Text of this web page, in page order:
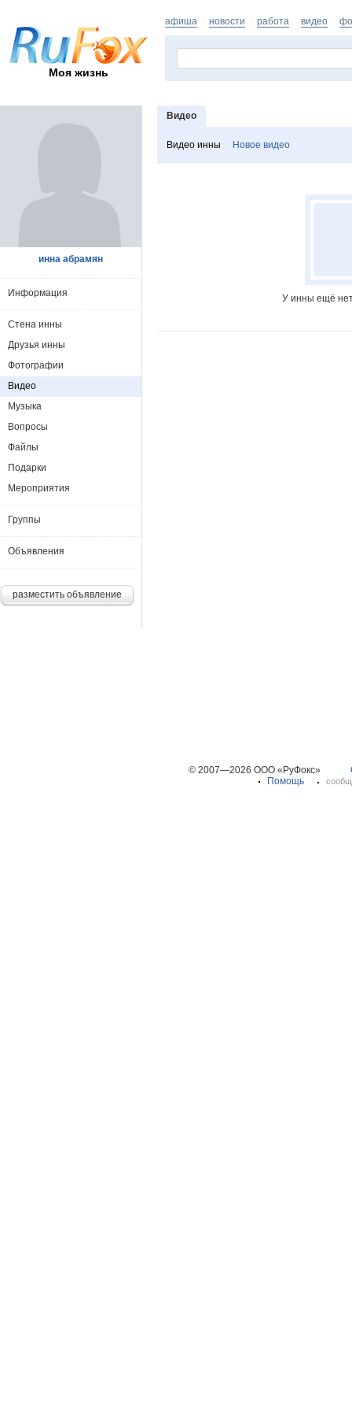
Моя жизнь
афиша новости работа видео
Видео
Видео инны Новое видео
У инны ещё
инна абрамян
Информация
Стена инны
Друзья инны
Фотографии
Видео
Музыка
Вопросы
Файлы
Подарки
Мероприятия
Группы
Объявления
разместить объявление
© 2007—2026 ООО «РуФокс»
Помощь